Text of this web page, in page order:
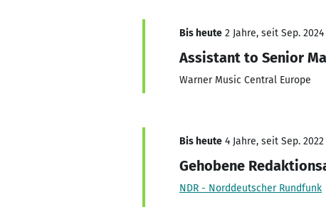
Bis heute 2 Jahre, seit Sep. 2024
Assistant to Senior
Warner Music Central Europe
Bis heute 4 Jahre, seit Sep. 2022
Gehobene
NDR - Norddeutscher Rundfunk